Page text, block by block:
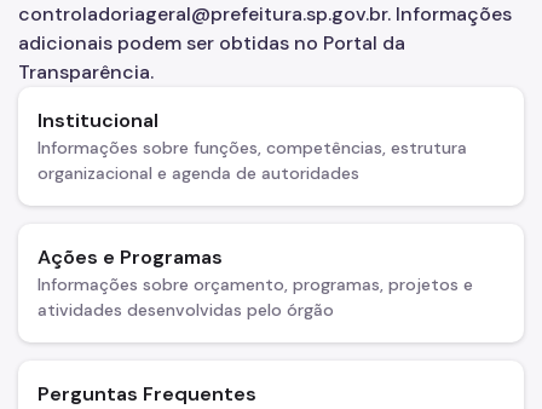
controladoriageral@prefeitura.sp.gov.br. Informações
adicionais podem ser obtidas no Portal da
Transparência.
Institucional
Informações sobre funções, competências, estrutura
organizacional e agenda de autoridades
Ações e Programas
Informações sobre orçamento, programas, projetos e
atividades desenvolvidas pelo órgão
Perguntas Frequentes